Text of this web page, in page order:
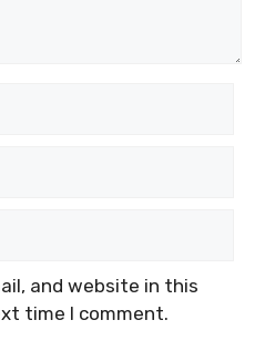
and website in this
time I comment.